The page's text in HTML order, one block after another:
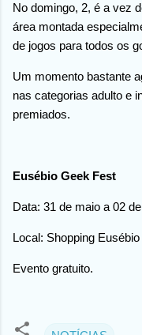
No domingo, 2, é a vez
área montada
de jogos para todos os
Um momento bastante
nas categorias adulto e
premiados.
Eusébio Geek Fest
Data: 31 de maio a 02
Local: Shopping Eusébio
Evento gratuito.